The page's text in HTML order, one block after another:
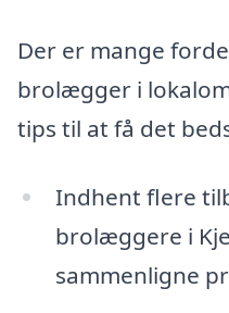
Der er mange
brolægger i
tips til at få det
Indhent flere
brolæggere i
sammenligne